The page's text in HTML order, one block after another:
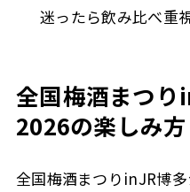
迷ったら飲み比べ重
全国梅酒まつり
2026の楽しみ方
全国梅酒まつりinJR博